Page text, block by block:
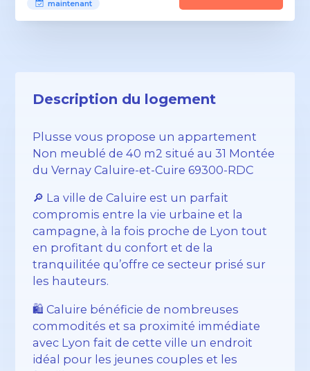
maintenant
Description du logement
Plusse vous propose un appartement
Non meublé de 40 m2 situé au 31 Montée
du Vernay Caluire-et-Cuire 69300-RDC
🔎 La ville de Caluire est un parfait
compromis entre la vie urbaine et la
campagne, à la fois proche de Lyon tout
en profitant du confort et de la
tranquilitée qu’offre ce secteur prisé sur
les hauteurs.
🛍️ Caluire bénéficie de nombreuses
commodités et sa proximité immédiate
avec Lyon fait de cette ville un endroit
idéal pour les jeunes couples et les